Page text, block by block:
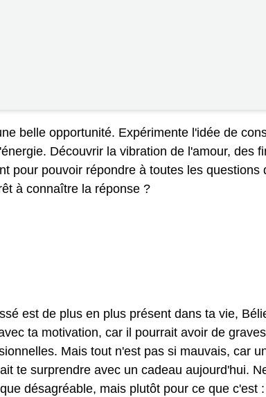
belle opportunité. Expérimente l'idée de
Découvrir la vibration de l'amour, des
pour pouvoir répondre à toutes les questions
à connaître la réponse ?
est de plus en plus présent dans ta vie,
ta motivation, car il pourrait avoir de
Mais tout n'est pas si mauvais, car
te surprendre avec un cadeau aujourd'hui.
désagréable, mais plutôt pour ce que c'est